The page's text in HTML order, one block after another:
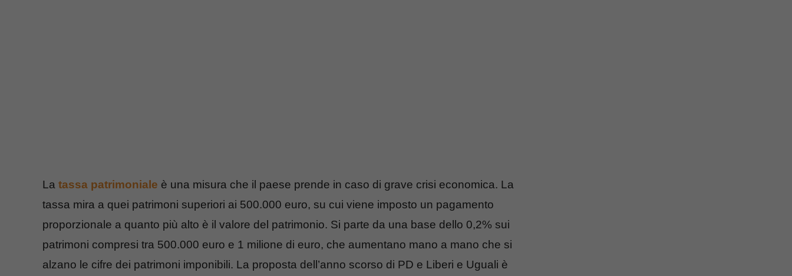
La tassa patrimoniale è una misura che il paese prende in caso di grave crisi economica. La
tassa mira a quei patrimoni superiori ai 500.000 euro, su cui viene imposto un pagamento
proporzionale a quanto più alto è il valore del patrimonio. Si parte da una base dello 0,2% sui
patrimoni compresi tra 500.000 euro e 1 milione di euro, che aumentano mano a mano che si
alzano le cifre dei patrimoni imponibili. La proposta dell’anno scorso di PD e Liberi e Uguali è